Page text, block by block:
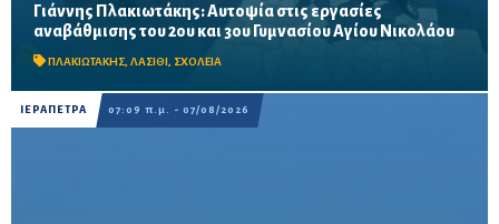
Γιάννης Πλακιωτάκης: Αυτοψία στις εργασίες
αναβάθμισης του 2ου και 3ου Γυμνασίου Αγίου Νικολάου
ΠΛΑΚΙΩΤΑΚΗΣ, ΛΑΣΙΘΙ, ΣΧΟΛΕΙΑ
Οι παρεμβάσεις του προγράμματος «Μαριέττα Γιαννάκου»
αναμένεται να ολοκληρωθούν πριν από τη νέα σχολική χρονιά –
Προβλέπονται ανακαινίσεις αιθουσών, αύλειων και...
ΙΕΡΑΠΕΤΡΑ 07:09 π.μ. - 07/08/2026